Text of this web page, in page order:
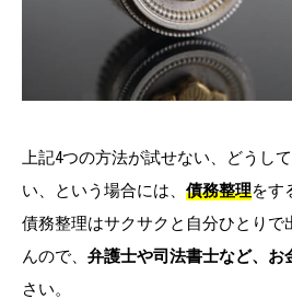
上記4つの方法が試せない、どうし
い、という場合には、 債務整理をす
債務整理はサクサクと自分ひとりで
んので、 弁護士や司法書士など、お
さい。